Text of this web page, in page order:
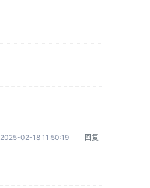
2025-02-18 11:50:19 回复